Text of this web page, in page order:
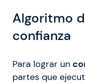
Algoritmo
confianza
Para lograr un
partes que